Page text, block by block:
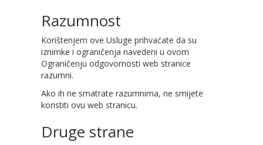
Razumnost
Korištenjem ove Usluge prihvaćate da su
iznimke i ograničenja navedeni u ovom
Ograničenju odgovornosti web stranice
razumni.
Ako ih ne smatrate razumnima, ne smijete
koristiti ovu web stranicu.
Druge strane